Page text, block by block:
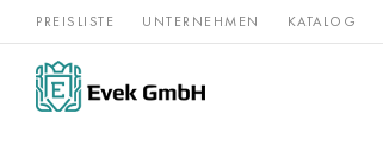
PREISLISTE UNTERNEHMEN KATALOG
Nickel Rostfreier